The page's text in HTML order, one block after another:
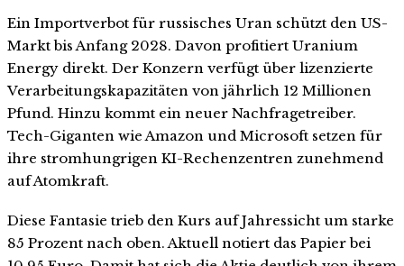
Ein Importverbot für russisches Uran schützt den US-
Markt bis Anfang 2028. Davon profitiert Uranium
Energy direkt. Der Konzern verfügt über lizenzierte
Verarbeitungskapazitäten von jährlich 12 Millionen
Pfund. Hinzu kommt ein neuer Nachfragetreiber.
Tech-Giganten wie Amazon und Microsoft setzen für
ihre stromhungrigen KI-Rechenzentren zunehmend
auf Atomkraft.
Diese Fantasie trieb den Kurs auf Jahressicht um starke
85 Prozent nach oben. Aktuell notiert das Papier bei